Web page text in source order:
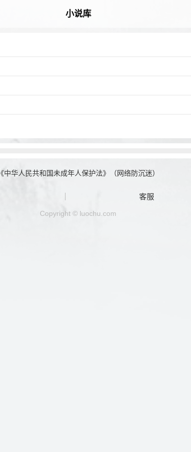
小说库
《中华人民共和国未成年人保护法》（网络防沉迷）
客服
Copyright © luochu.com